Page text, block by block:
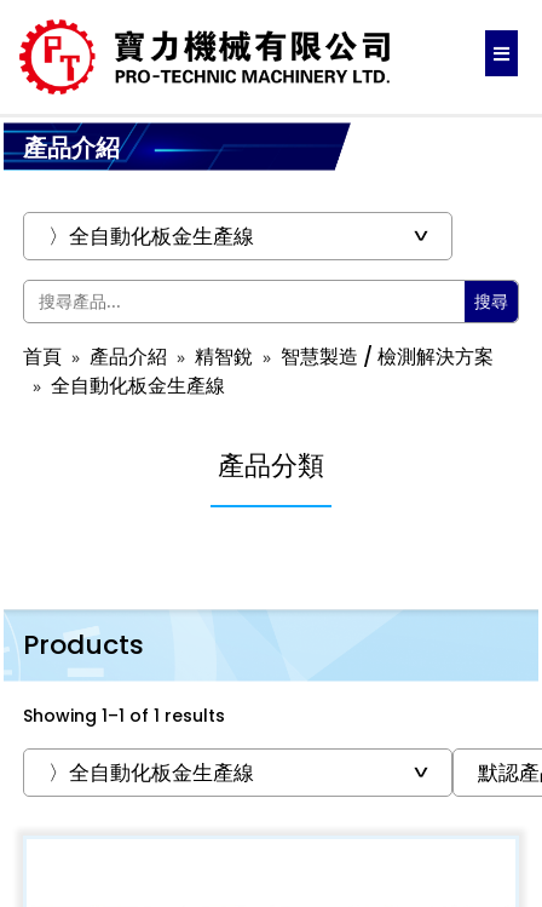
產品介紹
搜尋
首頁 產品介紹 精智銳
智慧製造 / 檢測解決方案
全自動化板金生產線
產品分類
Products
Showing 1–1 of 1 results